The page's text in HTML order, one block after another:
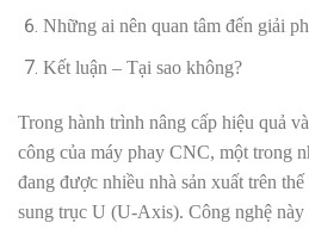
Những ai nên quan tâm đến giải
Kết luận – Tại sao không?
Trong hành trình nâng cấp hiệu quả
công của máy phay CNC, một trong
đang được nhiều nhà sản xuất trên
sung trục U (U-Axis). Công nghệ này